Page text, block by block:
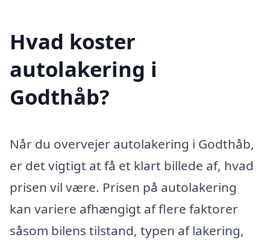
Hvad koster
autolakering i
Godthåb?
Når du overvejer autolakering i Godthåb,
er det vigtigt at få et klart billede af, hvad
prisen vil være. Prisen på autolakering
kan variere afhængigt af flere faktorer
såsom bilens tilstand, typen af lakering,